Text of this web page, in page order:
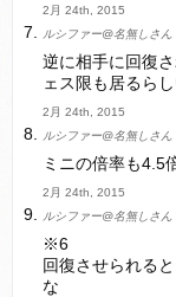
2月 24th, 2015
ルシファー@名無しさん
逆に相手に回復
ェス限も居るら
2月 24th, 2015
ルシファー@名無しさん
ミニの倍率も4.5
2月 24th, 2015
ルシファー@名無しさん
※6
回復させられると
な